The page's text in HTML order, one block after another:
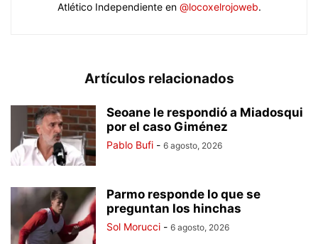
Atlético Independiente en @locoxelrojoweb.
Artículos relacionados
Seoane le respondió a Miadosqui
por el caso Giménez
Pablo Bufi - 6 agosto, 2026
Parmo responde lo que se
preguntan los hinchas
Sol Morucci - 6 agosto, 2026